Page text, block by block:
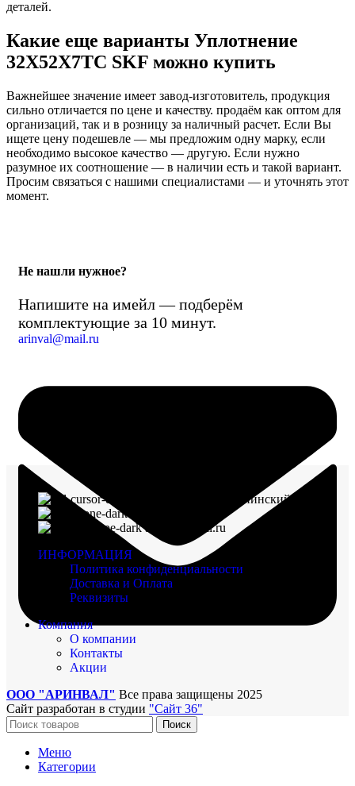
деталей.
Какие еще варианты Уплотнение
32X52X7TC SKF можно купить
Важнейшее значение имеет завод-изготовитель, продукция
сильно отличается по цене и качеству. продаём как оптом для
организаций, так и в розницу за наличный расчет. Если Вы
ищете цену подешевле — мы предложим одну марку, если
необходимо высокое качество — другую. Если нужно
разумное их соотношение — в наличии есть и такой вариант.
Просим связаться с нашими специалистами — и уточнять этот
момент.
Не нашли нужное?
Напишите на имейл — подберём
комплектующие за 10 минут.
arinval@mail.ru
г. Воронеж, пр-кт Ленинский, д. 221
arinval@mail.ru
ИНФОРМАЦИЯ
Политика конфиденциальности
Доставка и Оплата
Реквизиты
Компания
О компании
Контакты
Акции
ООО "АРИНВАЛ" Все права защищены 2025
Сайт разработан в студии "Сайт 36"
Поиск
Меню
Категории